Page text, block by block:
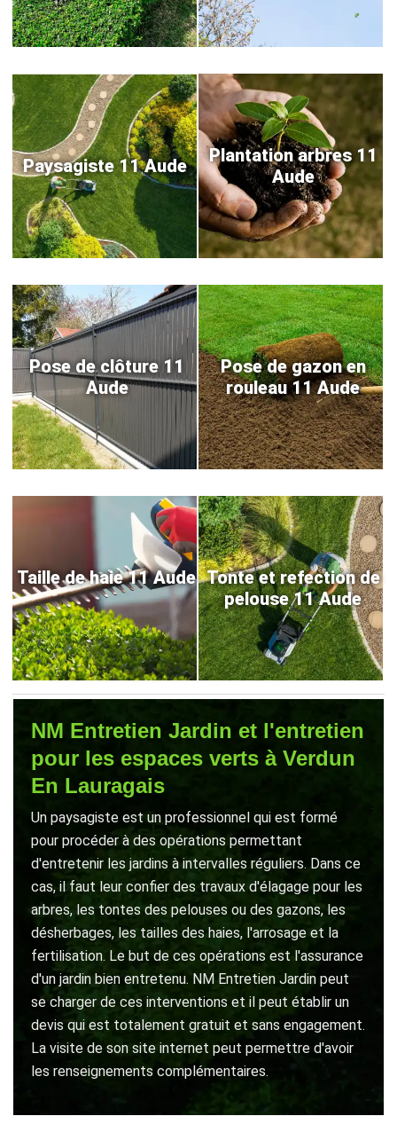
Paysagiste 11 Aude
Plantation arbres 11
Aude
Pose de clôture 11
Aude
Pose de gazon en
rouleau 11 Aude
Taille de haie 11 Aude Tonte et refection de
pelouse 11 Aude
NM Entretien Jardin et l'entretien
pour les espaces verts à Verdun
En Lauragais
Un paysagiste est un professionnel qui est formé
pour procéder à des opérations permettant
d'entretenir les jardins à intervalles réguliers. Dans ce
cas, il faut leur confier des travaux d'élagage pour les
arbres, les tontes des pelouses ou des gazons, les
désherbages, les tailles des haies, l'arrosage et la
fertilisation. Le but de ces opérations est l'assurance
d'un jardin bien entretenu. NM Entretien Jardin peut
se charger de ces interventions et il peut établir un
devis qui est totalement gratuit et sans engagement.
La visite de son site internet peut permettre d'avoir
les renseignements complémentaires.